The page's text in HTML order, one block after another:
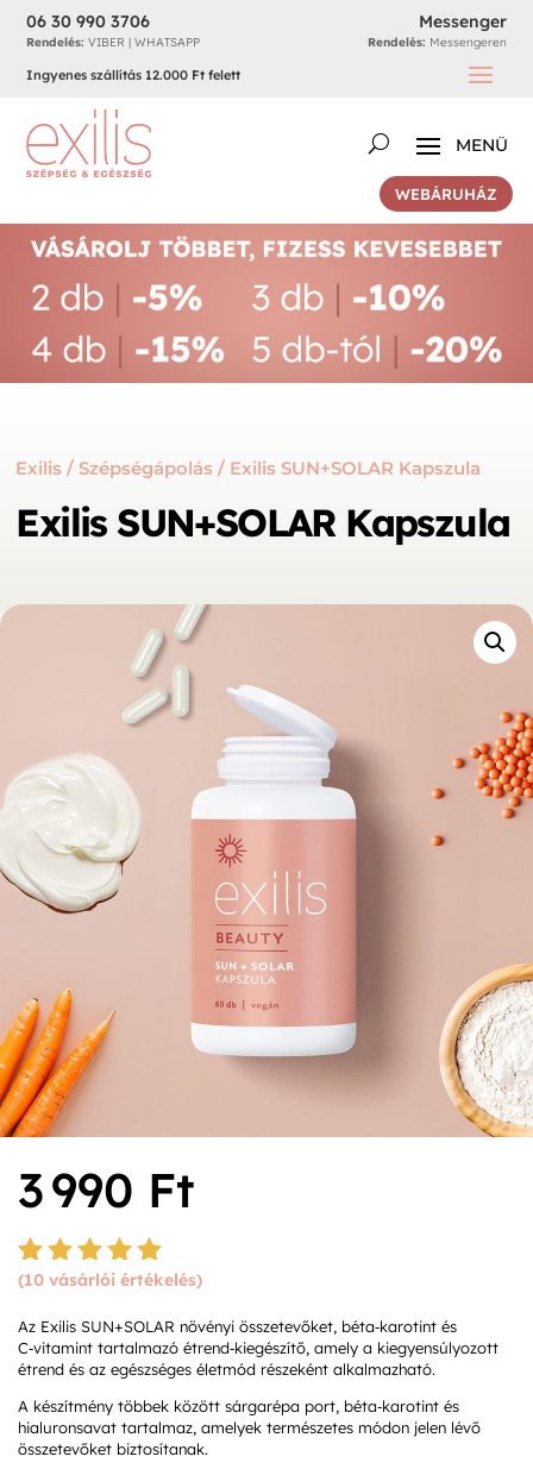
06 30 990 3706
Rendelés: VIBER | WHATSAPP
Messenger
Rendelés: Messengeren
Ingyenes szállítás 12.000 Ft felett
WEBÁRUHÁZ
Exilis /Szépségápolás / Exilis SUN+SOLAR Kapszula
Exilis SUN+SOLAR Kapszula
3 990 Ft
Értékelé
az 5-ből,
értékelé
s
alapján
(10 vásárlói értékelés)
Az Exilis SUN+SOLAR növényi összetevőket, béta‑karotint és
C‑vitamint tartalmazó étrend‑kiegészítő, amely a kiegyensúlyozott
étrend és az egészséges életmód részeként alkalmazható.
A készítmény többek között sárgarépa port, béta‑karotint és
hialuronsavat tartalmaz, amelyek természetes módon jelen lévő
összetevőket biztosítanak.